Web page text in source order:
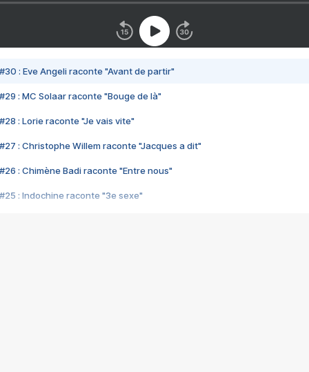
#30 : Eve Angeli raconte "Avant de partir"
#29 : MC Solaar raconte "Bouge de là"
#28 : Lorie raconte "Je vais vite"
#27 : Christophe Willem raconte "Jacques a dit"
#26 : Chimène Badi raconte "Entre nous"
#25 : Indochine raconte "3e sexe"